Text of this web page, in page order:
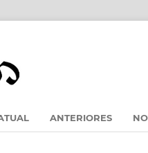
ANTERIORES